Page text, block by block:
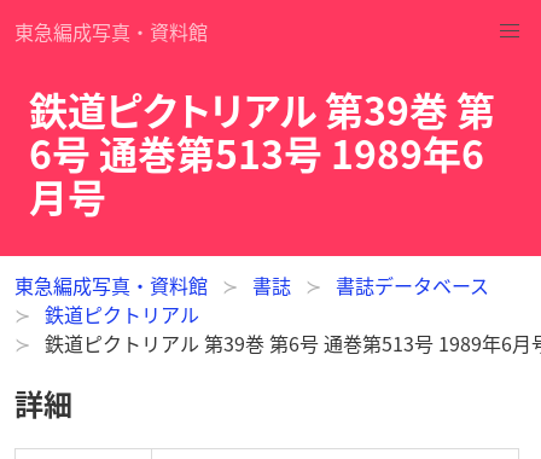
東急編成写真・資料館
鉄道ピクトリアル 第39巻 第
6号 通巻第513号 1989年6
月号
東急編成写真・資料館 書誌
書誌データベース
鉄道ピクトリアル
鉄道ピクトリアル 第39巻 第6号 通巻第513号 1989年6月
詳細